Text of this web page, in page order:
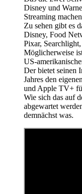
Disney und
Streaming
Zu sehen gibt es
Disney, Food
Pixar,
Möglicherweise
US-
Der bietet seinen
Jahres den
und Apple TV+
Wie sich das auf
abgewartet
demnächst was.